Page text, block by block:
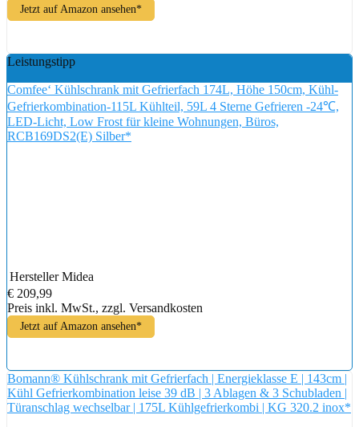
Jetzt auf Amazon ansehen*
Leistungstipp
Comfee‘ Kühlschrank mit Gefrierfach 174L, Höhe 150cm, Kühl-
Gefrierkombination-115L Kühlteil, 59L 4 Sterne Gefrieren -24℃,
LED-Licht, Low Frost für kleine Wohnungen, Büros,
RCB169DS2(E) Silber*
Hersteller Midea
€ 209,99
Preis inkl. MwSt., zzgl. Versandkosten
Jetzt auf Amazon ansehen*
Bomann® Kühlschrank mit Gefrierfach | Energieklasse E | 143cm |
Kühl Gefrierkombination leise 39 dB | 3 Ablagen & 3 Schubladen |
Türanschlag wechselbar | 175L Kühlgefrierkombi | KG 320.2 inox*